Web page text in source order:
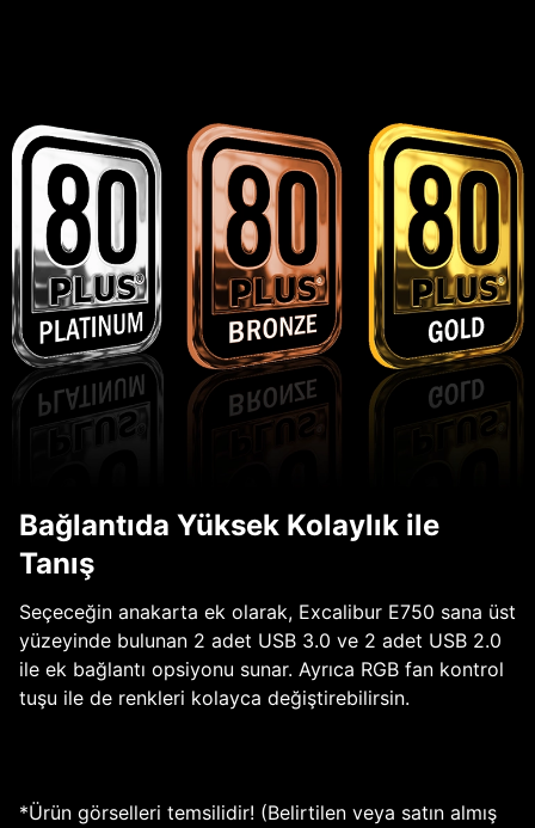
Bağlantıda Yüksek Kolaylık ile
Tanış
Seçeceğin anakarta ek olarak, Excalibur E750 sana üst
yüzeyinde bulunan 2 adet USB 3.0 ve 2 adet USB 2.0
ile ek bağlantı opsiyonu sunar. Ayrıca RGB fan kontrol
tuşu ile de renkleri kolayca değiştirebilirsin.
*Ürün görselleri temsilidir! (Belirtilen veya satın almış